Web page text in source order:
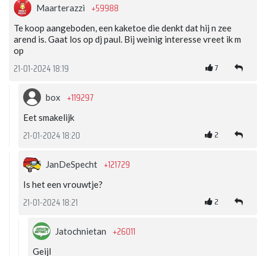
Maarterazzi +59988
Te koop aangeboden, een kaketoe die denkt dat hij n zee
arend is. Gaat los op dj paul. Bij weinig interesse vreet ik m
op
21-01-2024 18:19 7
box +119297
Eet smakelijk
21-01-2024 18:20 2
JanDeSpecht +121729
Is het een vrouwtje?
21-01-2024 18:21 2
Jatochnietan +26011
Geijl